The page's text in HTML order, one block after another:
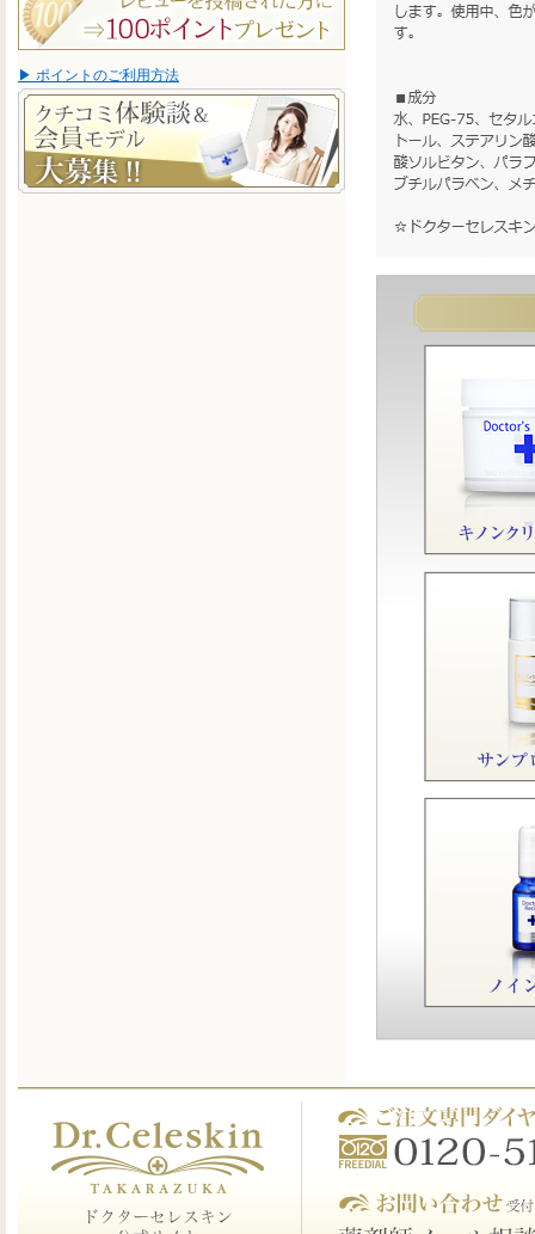
▶ ポイントのご利用方法